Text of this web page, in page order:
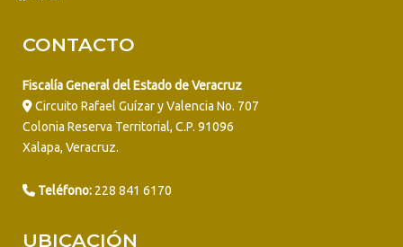
CONTACTO
Fiscalía General del Estado de Veracruz
Circuito Rafael Guízar y Valencia No. 707
Colonia Reserva Territorial, C.P. 91096
Xalapa, Veracruz.
Teléfono: 228 841 6170
UBICACIÓN